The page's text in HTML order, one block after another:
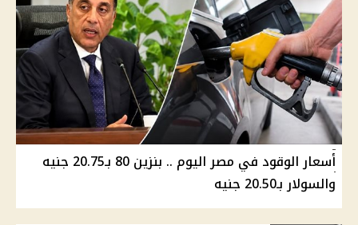
أسعار الوقود في مصر اليوم .. بنزين 80 بـ20.75 جنيه
والسولار بـ20.50 جنيه